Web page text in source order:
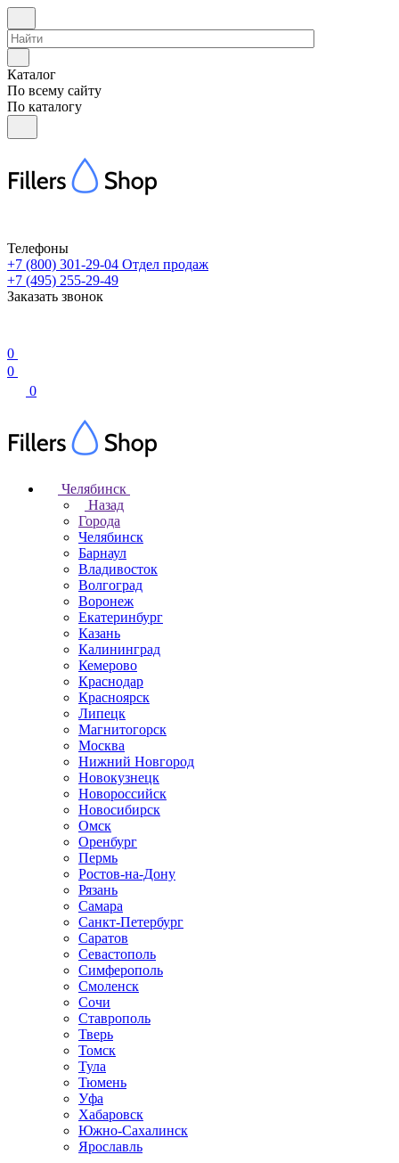
Каталог
По всему сайту
По каталогу
Телефоны
+7 (800) 301-29-04 Отдел продаж
+7 (495) 255-29-49
Заказать звонок
0
0
0
Челябинск
Назад
Города
Челябинск
Барнаул
Владивосток
Волгоград
Воронеж
Екатеринбург
Казань
Калининград
Кемерово
Краснодар
Красноярск
Липецк
Магнитогорск
Москва
Нижний Новгород
Новокузнецк
Новороссийск
Новосибирск
Омск
Оренбург
Пермь
Ростов-на-Дону
Рязань
Самара
Санкт-Петербург
Саратов
Севастополь
Симферополь
Смоленск
Сочи
Ставрополь
Тверь
Томск
Тула
Тюмень
Уфа
Хабаровск
Южно-Сахалинск
Ярославль